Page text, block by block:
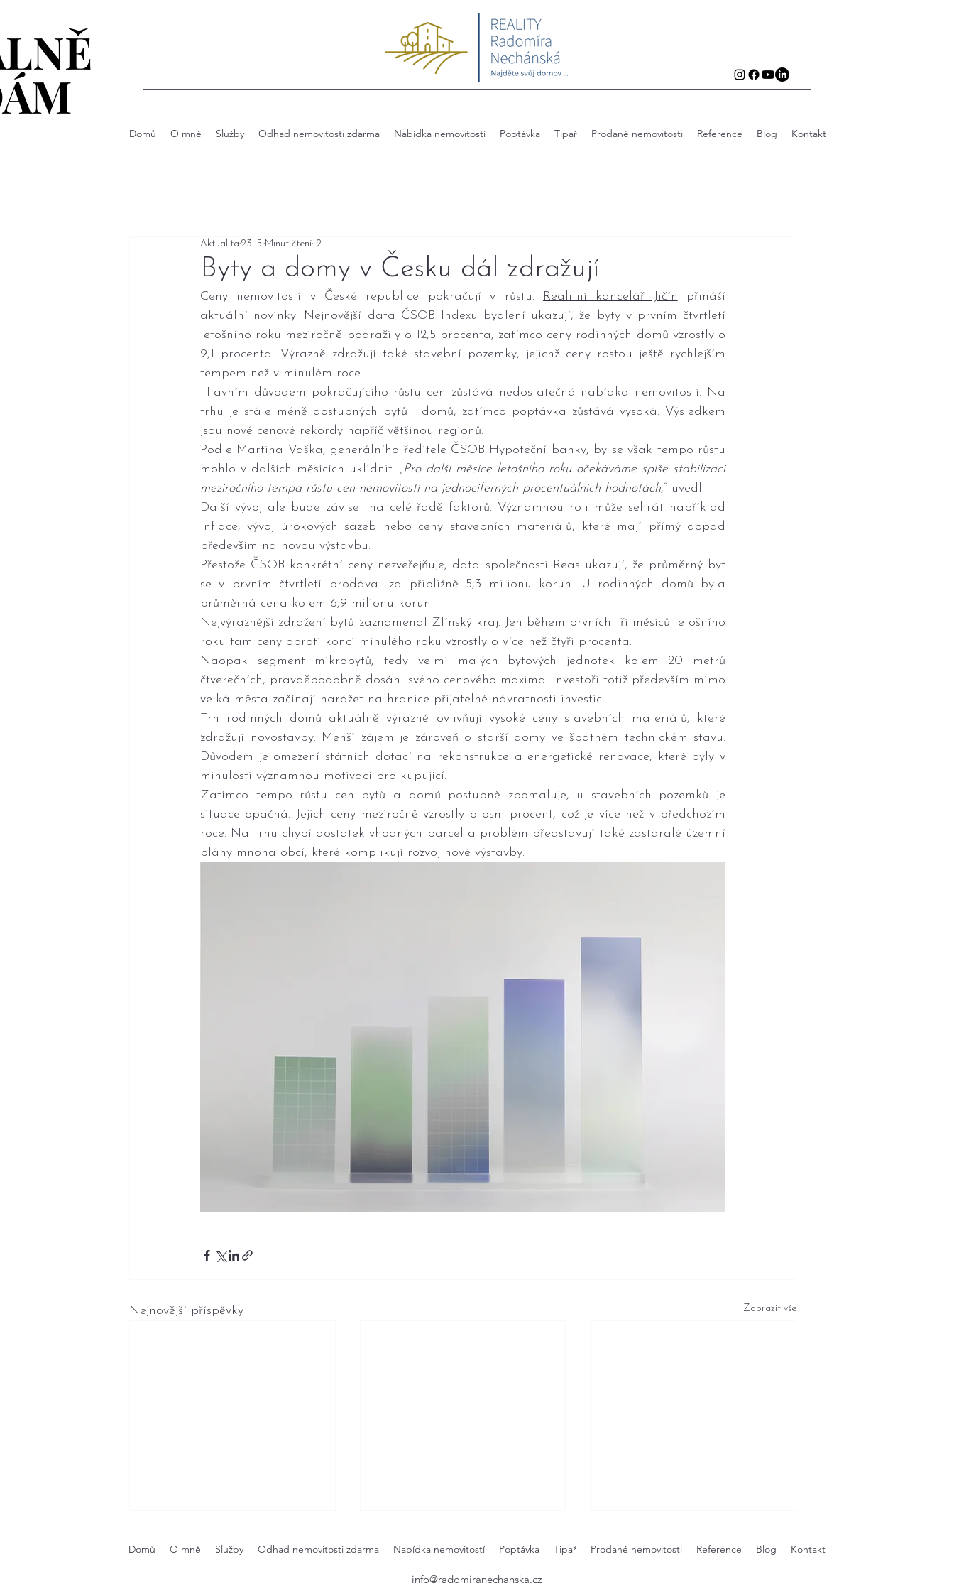
Domů O mně Služby Odhad nemovitosti zdarma Nabídka nemovitostí Poptávka Tipař Prodané nemovitosti Reference Blog Kontakt
Byty a domy v Česku dál zdražují
Aktualita 23. 5. Minut čtení: 2
Ceny nemovitostí v České republice pokračují v růstu. Realitní kancelář Jičín přináší
aktuální novinky. Nejnovější data ČSOB Indexu bydlení ukazují, že byty v prvním čtvrtletí
letošního roku meziročně podražily o 12,5 procenta, zatímco ceny rodinných domů vzrostly o
9,1 procenta. Výrazně zdražují také stavební pozemky, jejichž ceny rostou ještě rychlejším
tempem než v minulém roce.
Hlavním důvodem pokračujícího růstu cen zůstává nedostatečná nabídka nemovitostí. Na
trhu je stále méně dostupných bytů i domů, zatímco poptávka zůstává vysoká. Výsledkem
jsou nové cenové rekordy napříč většinou regionů.
Podle Martina Vaška, generálního ředitele ČSOB Hypoteční banky, by se však tempo růstu
mohlo v dalších měsících uklidnit. „Pro další měsíce letošního roku očekáváme spíše stabilizaci
meziročního tempa růstu cen nemovitostí na jednociferných procentuálních hodnotách,“ uvedl.
Další vývoj ale bude záviset na celé řadě faktorů. Významnou roli může sehrát například
inflace, vývoj úrokových sazeb nebo ceny stavebních materiálů, které mají přímý dopad
především na novou výstavbu.
Přestože ČSOB konkrétní ceny nezveřejňuje, data společnosti Reas ukazují, že průměrný byt
se v prvním čtvrtletí prodával za přibližně 5,3 milionu korun. U rodinných domů byla
průměrná cena kolem 6,9 milionu korun.
Nejvýraznější zdražení bytů zaznamenal Zlínský kraj. Jen během prvních tří měsíců letošního
roku tam ceny oproti konci minulého roku vzrostly o více než čtyři procenta.
Naopak segment mikrobytů, tedy velmi malých bytových jednotek kolem 20 metrů
čtverečních, pravděpodobně dosáhl svého cenového maxima. Investoři totiž především mimo
velká města začínají narážet na hranice přijatelné návratnosti investic.
Trh rodinných domů aktuálně výrazně ovlivňují vysoké ceny stavebních materiálů, které
zdražují novostavby. Menší zájem je zároveň o starší domy ve špatném technickém stavu.
Důvodem je omezení státních dotací na rekonstrukce a energetické renovace, které byly v
minulosti významnou motivací pro kupující.
Zatímco tempo růstu cen bytů a domů postupně zpomaluje, u stavebních pozemků je
situace opačná. Jejich ceny meziročně vzrostly o osm procent, což je více než v předchozím
roce. Na trhu chybí dostatek vhodných parcel a problém představují také zastaralé územní
plány mnoha obcí, které komplikují rozvoj nové výstavby.
Nejnovější příspěvky Zobrazit vše
Domů O mně Služby Odhad nemovitosti zdarma Nabídka nemovitostí Poptávka Tipař Prodané nemovitosti Reference Blog Kontakt
info@radomiranechanska.cz